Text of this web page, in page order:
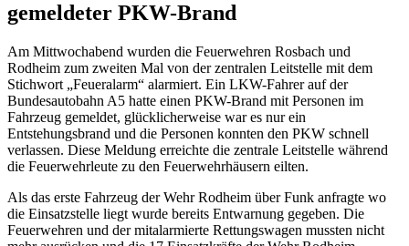
gemeldeter PKW-Brand
Am Mittwochabend wurden die Feuerwehren Rosbach und
Rodheim zum zweiten Mal von der zentralen Leitstelle mit dem
Stichwort „Feueralarm“ alarmiert. Ein LKW-Fahrer auf der
Bundesautobahn A5 hatte einen PKW-Brand mit Personen im
Fahrzeug gemeldet, glücklicherweise war es nur ein
Entstehungsbrand und die Personen konnten den PKW schnell
verlassen. Diese Meldung erreichte die zentrale Leitstelle während
die Feuerwehrleute zu den Feuerwehrhäusern eilten.
Als das erste Fahrzeug der Wehr Rodheim über Funk anfragte wo
die Einsatzstelle liegt wurde bereits Entwarnung gegeben. Die
Feuerwehren und der mitalarmierte Rettungswagen mussten nicht